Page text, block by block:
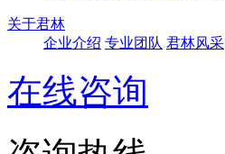
关于君林
企业介绍 专业团队 君林风采
在线咨询